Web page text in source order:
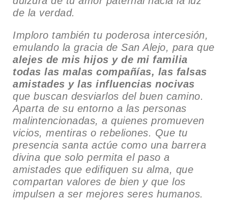
de la verdad.
Imploro también tu poderosa intercesión,
emulando la gracia de San Alejo, para que
alejes de mis hijos y de mi familia
todas las malas compañías, las falsas
amistades y las influencias nocivas
que buscan desviarlos del buen camino.
Aparta de su entorno a las personas
malintencionadas, a quienes promueven
vicios, mentiras o rebeliones. Que tu
presencia santa actúe como una barrera
divina que solo permita el paso a
amistades que edifiquen su alma, que
compartan valores de bien y que los
impulsen a ser mejores seres humanos.